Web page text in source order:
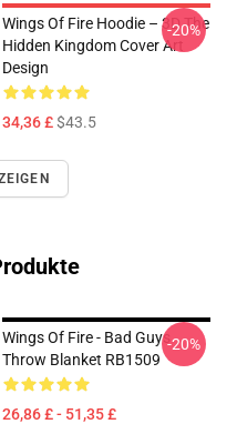
Wings Of Fire Hoodie – 3D The
Hidden Kingdom Cover Art
Design
34,36 £$43.5
-20%
Wings Of Fire - Bad Guys
Throw Blanket RB1509
26,86 £ - 51,35 £
-20%